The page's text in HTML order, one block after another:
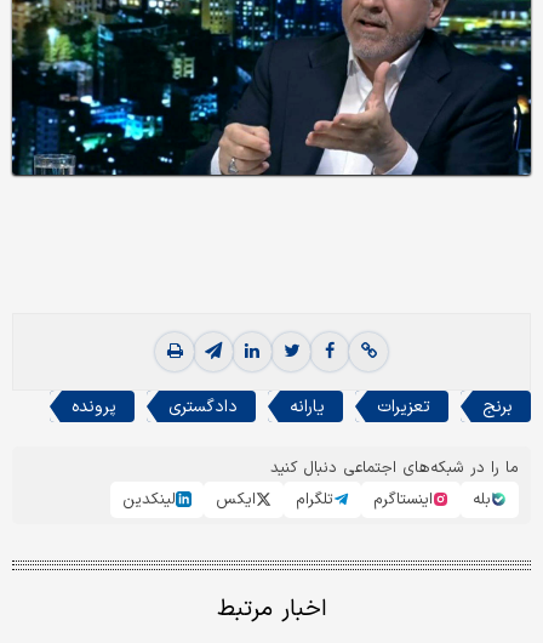
برنج تعزیرات یارانه دادگستری پرونده
ما را در شبکه‌های اجتماعی دنبال کنید
بله
اینستاگرم تلگرام ایکس لینکدین
اخبار مرتبط